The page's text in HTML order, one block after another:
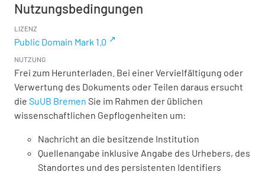
Nutzungsbedingungen
LIZENZ
Public Domain Mark 1.0
NUTZUNG
Frei zum Herunterladen. Bei einer Vervielfältigung oder
Verwertung des Dokuments oder Teilen daraus ersucht
die SuUB Bremen Sie im Rahmen der üblichen
wissenschaftlichen Gepflogenheiten um:
Nachricht an die besitzende Institution
Quellenangabe inklusive Angabe des Urhebers, des
Standortes und des persistenten Identifiers